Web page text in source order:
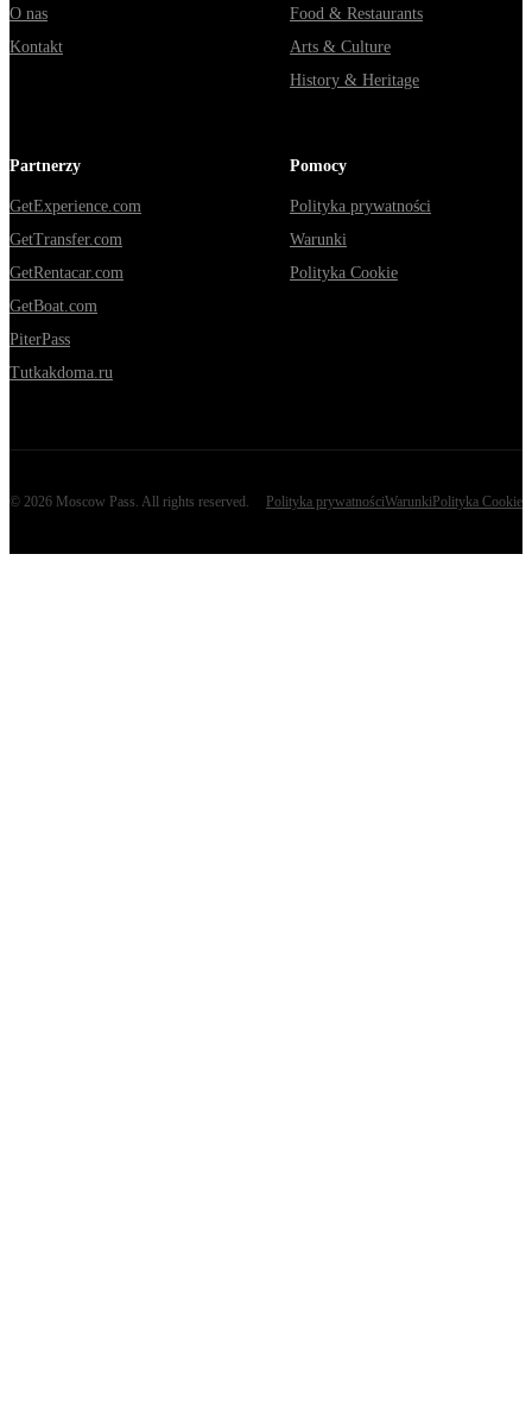
O nas
Kontakt
Food & Restaurants
Arts & Culture
History & Heritage
Partnerzy
GetExperience.com
GetTransfer.com
GetRentacar.com
GetBoat.com
PiterPass
Tutkakdoma.ru
Pomocy
Polityka prywatności
Warunki
Polityka Cookie
© 2026 Moscow Pass. All rights reserved. Polityka prywatnościWarunki Polityka Cookie